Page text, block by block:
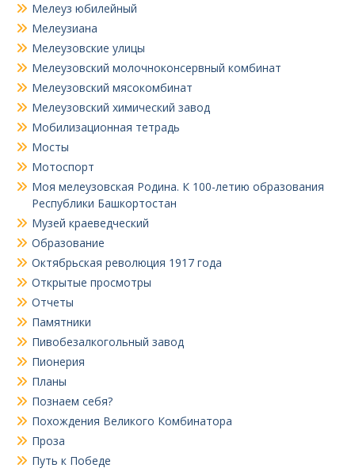
Мелеуз юбилейный
Мелеузиана
Мелеузовские улицы
Мелеузовский молочноконсервный комбинат
Мелеузовский мясокомбинат
Мелеузовский химический завод
Мобилизационная тетрадь
Мосты
Мотоспорт
Моя мелеузовская Родина. К 100-летию образования
Республики Башкортостан
Музей краеведческий
Образование
Октябрьская революция 1917 года
Открытые просмотры
Отчеты
Памятники
Пивобезалкогольный завод
Пионерия
Планы
Познаем себя?
Похождения Великого Комбинатора
Проза
Путь к Победе